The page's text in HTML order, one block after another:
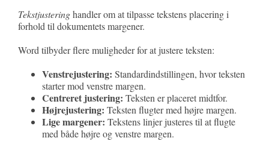
Tekstjusteringhandler om at tilpasse tekstens placering i
forhold til dokumentets margener.
Word tilbyder flere muligheder for at justere teksten:
Venstrejustering: Standardindstillingen, hvor teksten
starter mod venstre margen.
Centreret justering: Teksten er placeret midtfor.
Højrejustering: Teksten flugter med højre margen.
Lige margener: Tekstens linjer justeres til at flugte
med både højre og venstre margen.